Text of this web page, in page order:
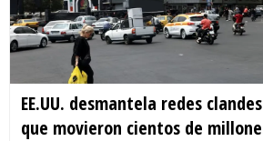
EE.UU. desmantela redes
que movieron cientos de